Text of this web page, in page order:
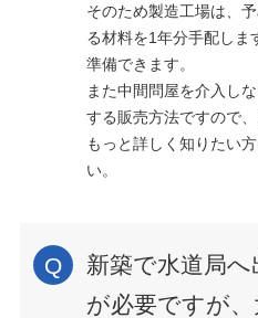
そのため製造工場は、
る材料を1年分手配しま
準備できます。
また中間問屋を介入し
する販売方法ですので
もっと詳しく知りたい
い。
新築で水道局
が必要ですが